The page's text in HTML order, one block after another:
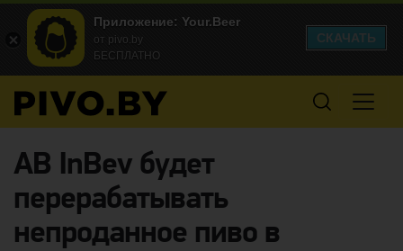
AB InBev будет
перерабатывать
непроданное пиво в
Приложение: Your.Beer
от pivo.by
БЕСПЛАТНО
СКАЧАТЬ